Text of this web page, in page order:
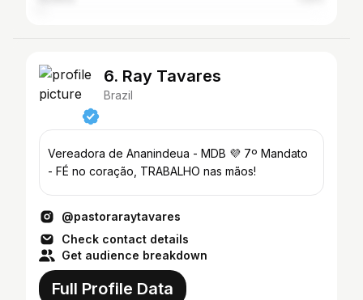
6. Ray Tavares
Brazil
Vereadora de Ananindeua - MDB 💜 7º Mandato
- FÉ no coração, TRABALHO nas mãos!
@pastoraraytavares
Check contact details
Get audience breakdown
Full Profile Data